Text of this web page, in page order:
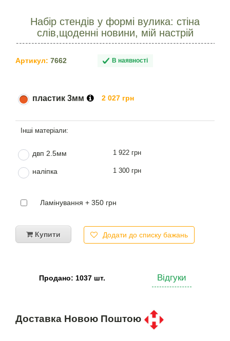
Набір стендів у формі вулика: стіна
слів,щоденні новини, мій настрій
Артикул: 7662 В наявності
пластик 3мм 2 027 грн
двп 2.5мм 1 922 грн
наліпка 1 300 грн
Ламінування + 350 грн
Купити Додати до списку бажань
Продано: 1037 шт. Відгуки
Доставка Новою Поштою